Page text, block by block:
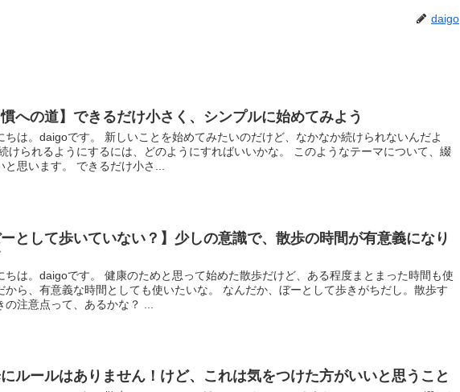
daigo
慣への道】できるだけ小さく、シンプルに始めてみよう
ちは。daigoです。 新しいことを始めてみたいのだけど、なかなか続けられないんだよ
けられるようにするには、どのようにすればいいかな。 このようなテーマについて、綴
と思います。 できるだけ小さ...
ーとして歩いていない？】少しの意識で、散歩の時間が有意義になり
ちは。daigoです。 健康のためと思って始めた散歩だけど、ある程度まとまった時間も使
から、有意義な時間としても使いたいな。 なんだか、ぼーとして歩きがちだし。散歩す
の注意点って、あるかな？ ...
ルールはありません！けど、これは気をつけた方がいいと思うこと